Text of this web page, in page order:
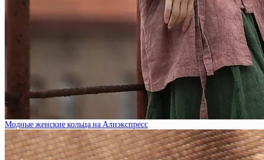
Модные женские кольца на Алиэкспресс